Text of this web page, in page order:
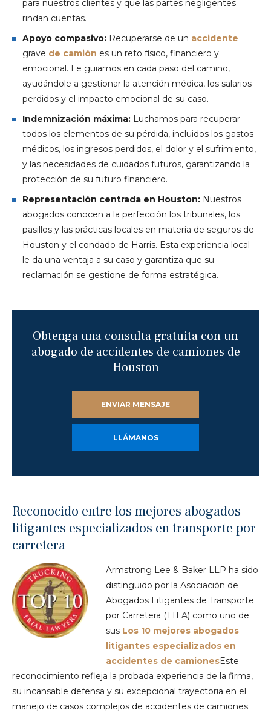
para nuestros clientes y que las partes negligentes
rindan cuentas.
Apoyo compasivo: Recuperarse de un accidente
grave de camión es un reto físico, financiero y
emocional. Le guiamos en cada paso del camino,
ayudándole a gestionar la atención médica, los salarios
perdidos y el impacto emocional de su caso.
Indemnización máxima: Luchamos para recuperar
todos los elementos de su pérdida, incluidos los gastos
médicos, los ingresos perdidos, el dolor y el sufrimiento,
y las necesidades de cuidados futuros, garantizando la
protección de su futuro financiero.
Representación centrada en Houston: Nuestros
abogados conocen a la perfección los tribunales, los
pasillos y las prácticas locales en materia de seguros de
Houston y el condado de Harris. Esta experiencia local
le da una ventaja a su caso y garantiza que su
reclamación se gestione de forma estratégica.
Obtenga una consulta gratuita con un
abogado de accidentes de camiones de
Houston
ENVIAR MENSAJE
LLÁMANOS
Reconocido entre los mejores abogados
litigantes especializados en transporte por
carretera
Armstrong Lee & Baker LLP ha sido
distinguido por la Asociación de
Abogados Litigantes de Transporte
por Carretera (TTLA) como uno de
sus Los 10 mejores abogados
litigantes especializados en
accidentes de camionesEste
reconocimiento refleja la probada experiencia de la firma,
su incansable defensa y su excepcional trayectoria en el
manejo de casos complejos de accidentes de camiones.